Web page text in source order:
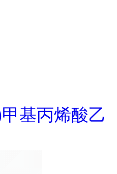
基丙烯酸乙